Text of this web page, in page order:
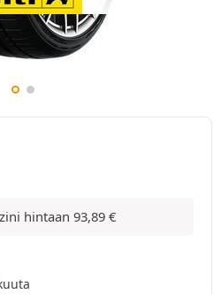
hintaan 93,89 €